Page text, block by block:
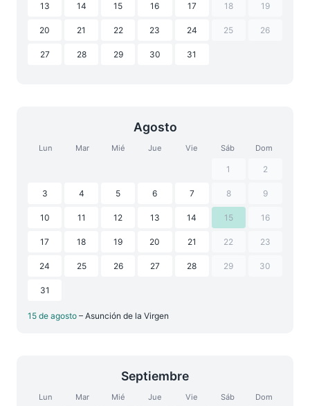
13 14 15 16 17 18 19
20 21 22 23 24 25 26
27 28 29 30 31
Agosto
Lun Mar Mié Jue Vie Sáb Dom
1 2
3 4 5 6 7 8 9
10 11 12 13 14 15 16
17 18 19 20 21 22 23
24 25 26 27 28 29 30
31
15 de agosto – Asunción de la Virgen
Septiembre
Lun Mar Mié Jue Vie Sáb Dom